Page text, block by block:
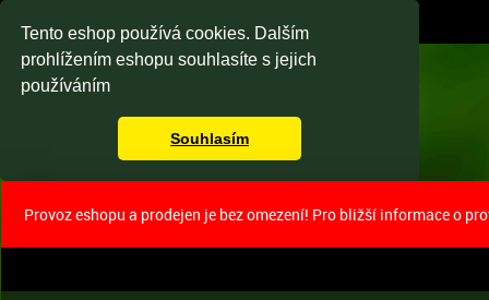
Tento eshop používá cookies. Dalším
prohlížením eshopu souhlasíte s jejich
používáním
Souhlasím
Provoz eshopu a prodejen je bez omezení! Pro bližší informace o